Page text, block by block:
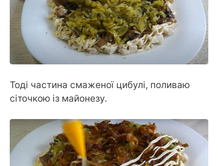
Тоді частина смаженої цибулі, поливаю
сіточкою із майонезу.